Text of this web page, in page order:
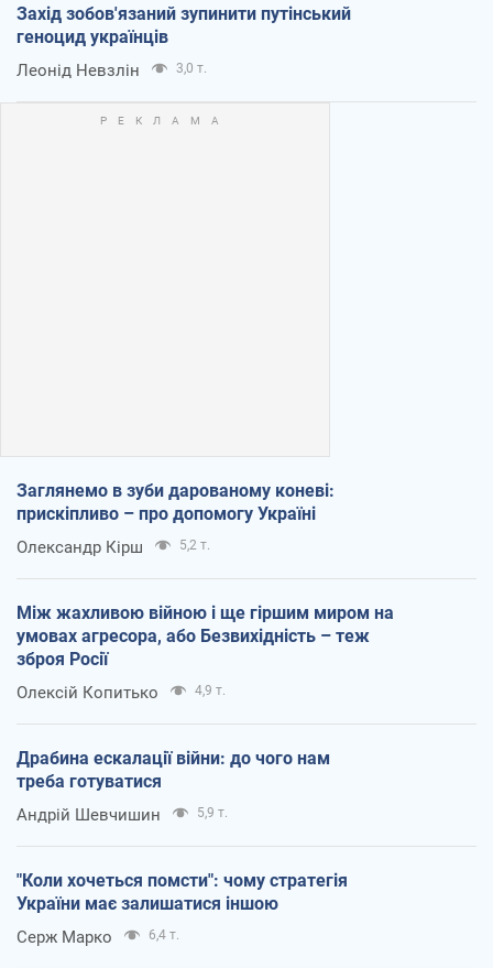
Захід зобов'язаний зупинити путінський
геноцид українців
Леонід Невзлін 3,0 т.
Заглянемо в зуби дарованому коневі:
прискіпливо – про допомогу Україні
Олександр Кірш 5,2 т.
Між жахливою війною і ще гіршим миром на
умовах агресора, або Безвихідність – теж
зброя Росії
Олексій Копитько 4,9 т.
Драбина ескалації війни: до чого нам
треба готуватися
Андрій Шевчишин 5,9 т.
"Коли хочеться помсти": чому стратегія
України має залишатися іншою
Серж Марко 6,4 т.